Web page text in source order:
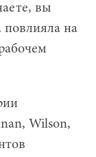
вы
повлияла на
Wilson,